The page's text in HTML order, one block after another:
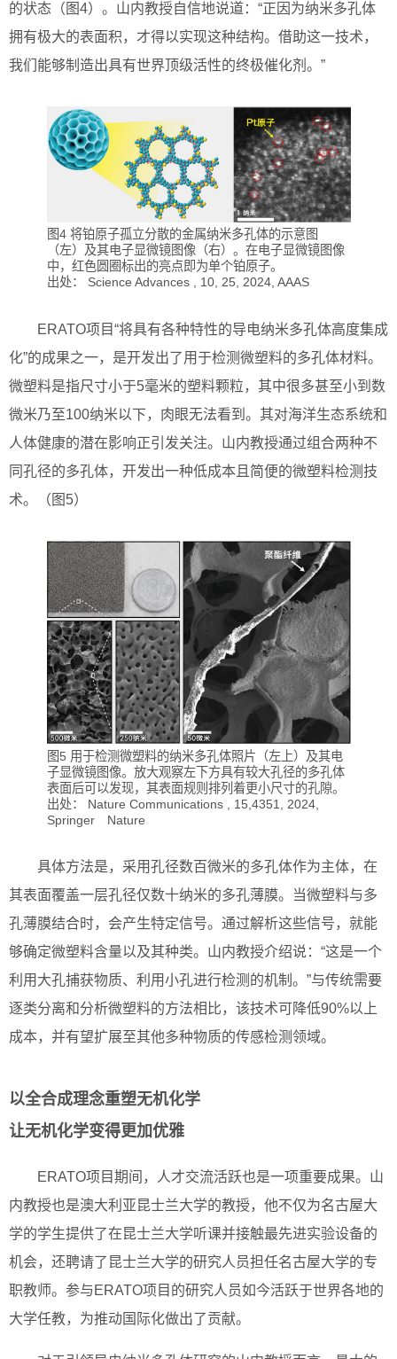
的状态（图4）。山内教授自信地说道：“正因为纳米多孔体
拥有极大的表面积，才得以实现这种结构。借助这一技术，
我们能够制造出具有世界顶级活性的终极催化剂。”
图4 将铂原子孤立分散的金属纳米多孔体的示意图
（左）及其电子显微镜图像（右）。在电子显微镜图像
中，红色圆圈标出的亮点即为单个铂原子。
出处： Science Advances , 10, 25, 2024, AAAS
ERATO项目“将具有各种特性的导电纳米多孔体高度集成
化”的成果之一，是开发出了用于检测微塑料的多孔体材料。
微塑料是指尺寸小于5毫米的塑料颗粒，其中很多甚至小到数
微米乃至100纳米以下，肉眼无法看到。其对海洋生态系统和
人体健康的潜在影响正引发关注。山内教授通过组合两种不
同孔径的多孔体，开发出一种低成本且简便的微塑料检测技
术。（图5）
图5 用于检测微塑料的纳米多孔体照片（左上）及其电
子显微镜图像。放大观察左下方具有较大孔径的多孔体
表面后可以发现，其表面规则排列着更小尺寸的孔隙。
出处： Nature Communications , 15,4351, 2024,
Springer Nature
具体方法是，采用孔径数百微米的多孔体作为主体，在
其表面覆盖一层孔径仅数十纳米的多孔薄膜。当微塑料与多
孔薄膜结合时，会产生特定信号。通过解析这些信号，就能
够确定微塑料含量以及其种类。山内教授介绍说：“这是一个
利用大孔捕获物质、利用小孔进行检测的机制。”与传统需要
逐类分离和分析微塑料的方法相比，该技术可降低90%以上
成本，并有望扩展至其他多种物质的传感检测领域。
以全合成理念重塑无机化学
让无机化学变得更加优雅
ERATO项目期间，人才交流活跃也是一项重要成果。山
内教授也是澳大利亚昆士兰大学的教授，他不仅为名古屋大
学的学生提供了在昆士兰大学听课并接触最先进实验设备的
机会，还聘请了昆士兰大学的研究人员担任名古屋大学的专
职教师。参与ERATO项目的研究人员如今活跃于世界各地的
大学任教，为推动国际化做出了贡献。